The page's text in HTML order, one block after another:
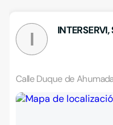
I INTERSERVI,
Calle Duque de